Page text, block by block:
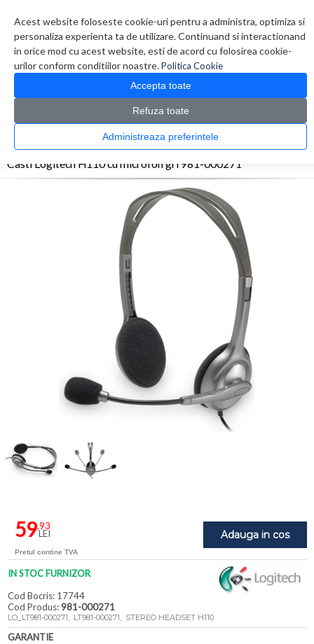
Acest website foloseste cookie-uri pentru a administra, optimiza si
personaliza experienta ta de utilizare. Continuand si interactionand
in orice mod cu acest website, esti de acord cu folosirea cookie-
urilor conform conditiilor noastre.Politica Cookie
Accepta toate
Refuza toate
Administreaza preferintele
0 produs(e)
CATALOG PRODUSE
> Casti > Casti Logitech H110 cu microfon gri 981-000271
Casti Logitech H110 cu microfon gri 981-000271
Adauga in cos
59,93
LEI
Pretul contine TVA
IN STOC FURNIZOR
Cod Bocris: 17744
Cod Produs: 981-000271
LO_LT981-000271, LT981-000271, STEREO HEADSET H110
GARANTIE